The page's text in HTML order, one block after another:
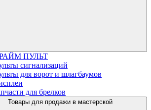
ПУЛЬТ
сигнализаций
для ворот и шлагбаумов
для брелков
Товары для продажи в мастерской